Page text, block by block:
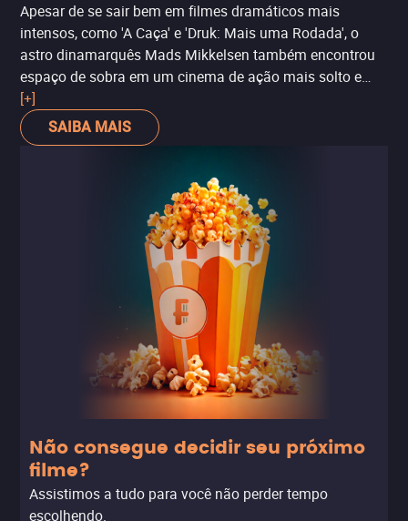
Apesar de se sair bem em filmes dramáticos mais
intensos, como 'A Caça' e 'Druk: Mais uma Rodada', o
astro dinamarquês Mads Mikkelsen também encontrou
espaço de sobra em um cinema de ação mais solto e
descompromissado. Este é o caso de 'Loucos por
Justiça'. Dirigido por Anders Thomas Jensen, de 'Entre o
Bem e o Mal', o longa-metragem mergulha na história de
tudo para ser conectado com a máfia local. Cheio de
violência e de cenas de tirar o fôlego, 'Loucos por Justiça'
mostra essa faceta de "tiro, porrada e bomba" de
Mikkelsen, que se prova novamente como um dos atores
mais versáteis do cinema.
[+]
SAIBA MAIS
Não consegue decidir seu próximo
filme?
Assistimos a tudo para você não perder tempo
escolhendo.